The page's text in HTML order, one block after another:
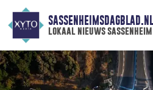
SASSENHEIMSDAGBLAD.NL
lokaal nieuws